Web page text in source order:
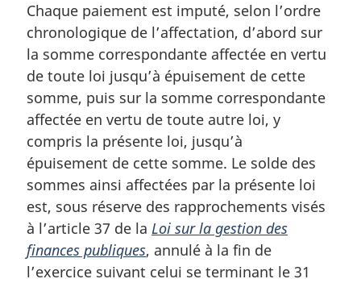
g
i
n
a
e
:
Chaque paiement est imputé, selon l’ordre
chronologique de l’affectation, d’abord sur
la somme correspondante affectée en vertu
de toute loi jusqu’à épuisement de cette
somme, puis sur la somme correspondante
affectée en vertu de toute autre loi, y
compris la présente loi, jusqu’à
épuisement de cette somme. Le solde des
sommes ainsi affectées par la présente loi
est, sous réserve des rapprochements visés
à l’article 37 de la Loi sur la gestion des
finances publiques, annulé à la fin de
l’exercice suivant celui se terminant le 31